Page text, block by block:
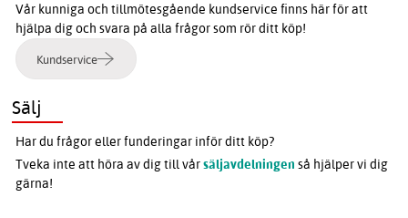
Vår kunniga och tillmötesgående kundservice finns här för att
hjälpa dig och svara på alla frågor som rör ditt köp!
Kundservice
Sälj
Har du frågor eller funderingar inför ditt köp?
Tveka inte att höra av dig till vårsäljavdelningen så hjälper vi dig
gärna!